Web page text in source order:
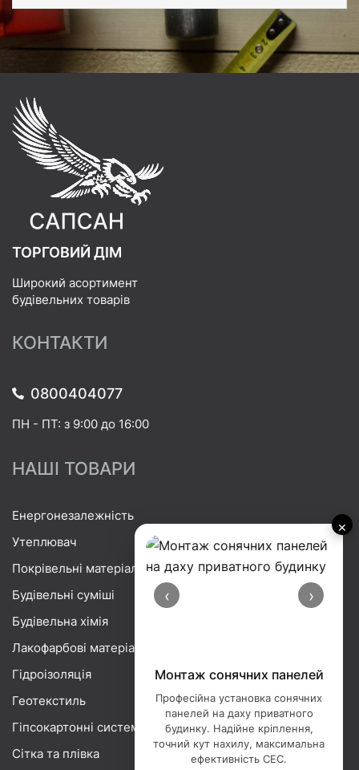
×
‹ ›
Монтаж сонячних панелей
Професійна установка сонячних
панелей на даху приватного
будинку. Надійне кріплення,
точний кут нахилу, максимальна
ефективність СЕС.
ТОРГОВИЙ ДІМ
Широкий асортимент
будівельних товарів
КОНТАКТИ
0800404077
ПН - ПТ: з 9:00 до 16:00
НАШІ ТОВАРИ
Енергонезалежність
Утеплювач
Покрівельні матеріали
Будівельні суміші
Будівельна хімія
Лакофарбові матеріали
Гідроізоляція
Геотекстиль
Гіпсокартонні системи
Сітка та плівка